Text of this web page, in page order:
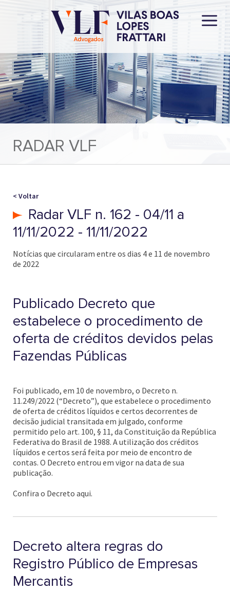
RADAR VLF
< Voltar
Radar VLF n. 162 - 04/11 a
11/11/2022 - 11/11/2022
Notícias que circularam entre os dias 4 e 11 de novembro
de 2022
Publicado Decreto que
estabelece o procedimento de
oferta de créditos devidos pelas
Fazendas Públicas
Foi publicado, em 10 de novembro, o Decreto n.
11.249/2022 (“Decreto”), que estabelece o procedimento
de oferta de créditos líquidos e certos decorrentes de
decisão judicial transitada em julgado, conforme
permitido pelo art. 100, § 11, da Constituição da República
Federativa do Brasil de 1988. A utilização dos créditos
líquidos e certos será feita por meio de encontro de
contas. O Decreto entrou em vigor na data de sua
publicação.
Confira o Decreto aqui.
Decreto altera regras do
Registro Público de Empresas
Mercantis